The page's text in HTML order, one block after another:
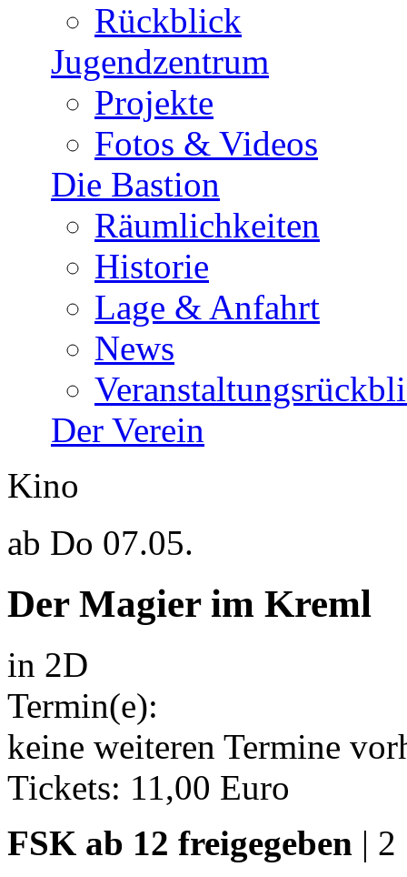
Rückblick
Jugendzentrum
Projekte
Fotos & Videos
Die Bastion
Räumlichkeiten
Historie
Lage & Anfahrt
News
Der Verein
Kino
ab Do 07.05.
Der Magier im Kreml
in 2D
Termin(e):
keine weiteren Termine
Tickets: 11,00 Euro
FSK ab 12 freigegeben |